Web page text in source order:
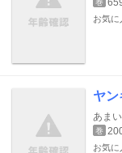
巻
お気に
ヤ
あま
巻
お気に